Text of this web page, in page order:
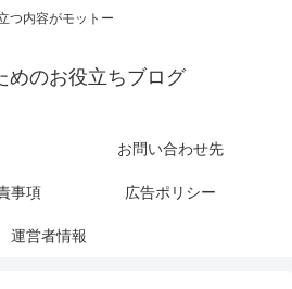
つ内容がモットー
めのお役立ちブログ
お問い合わせ先
事項 広告ポリシー
運営者情報